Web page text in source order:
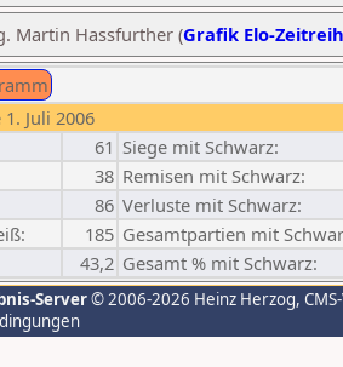
Martin Hassfurther (Grafik Elo-
Juli 2006
61 Siege mit Schwarz:
38 Remisen mit Schwarz:
86 Verluste mit Schwarz:
185 Gesamtpartien mit
43,2 Gesamt % mit Schwarz:
Server© 2006-2026 Heinz Herzog,